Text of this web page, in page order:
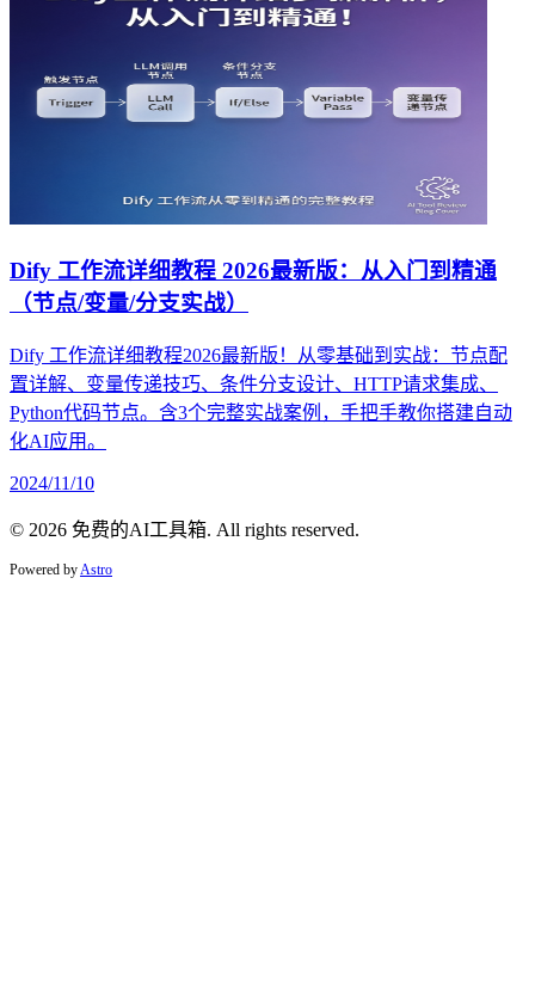
Dify 工作流详细教程 2026最新版：从入门到精通
（节点/变量/分支实战）
Dify 工作流详细教程2026最新版！从零基础到实战：节点配
置详解、变量传递技巧、条件分支设计、HTTP请求集成、
Python代码节点。含3个完整实战案例，手把手教你搭建自动
化AI应用。
2024/11/10
© 2026 免费的AI工具箱. All rights reserved.
Powered by Astro